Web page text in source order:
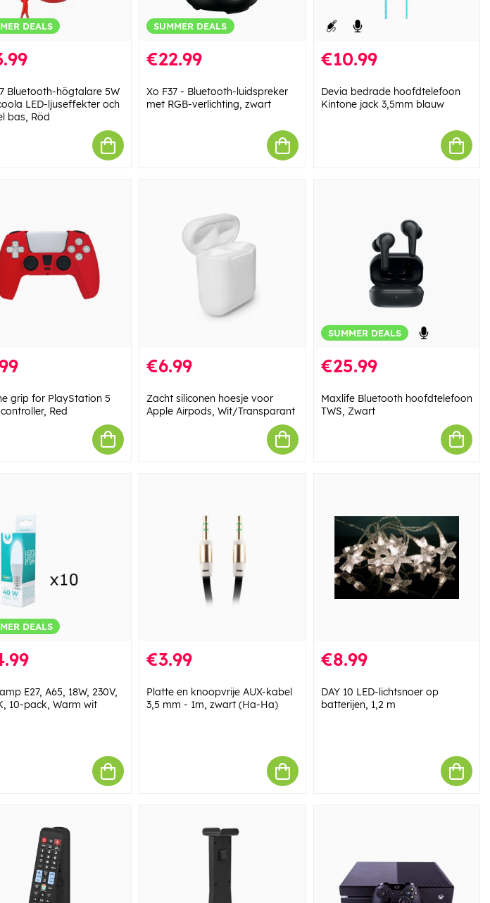
DEALS
Bluetooth-högtalare 5W
LED-ljuseffekter och
bas, Röd
SUMMER DEALS
€22.99
Xo F37 - Bluetooth-luidspreker
met RGB-verlichting, zwart
€10.99
Devia bedrade hoofdtelefoon
Kintone jack 3,5mm blauw
grip for PlayStation 5
Red
€6.99
Zacht siliconen hoesje voor
Apple Airpods, Wit/Transparant
SUMMER DEALS
€25.99
Maxlife Bluetooth hoofdtelefoon
TWS, Zwart
DEALS
E27, A65, 18W, 230V,
10-pack, Warm wit
€3.99
Platte en knoopvrije AUX-kabel
3,5 mm - 1m, zwart (Ha-Ha)
€8.99
DAY 10 LED-lichtsnoer op
batterijen, 1,2 m